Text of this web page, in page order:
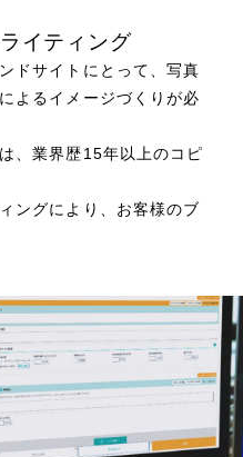
イティング
ドサイトにとって、写真
よるイメージづくりが必
、業界歴15年以上のコピ
ングにより、お客様のブ